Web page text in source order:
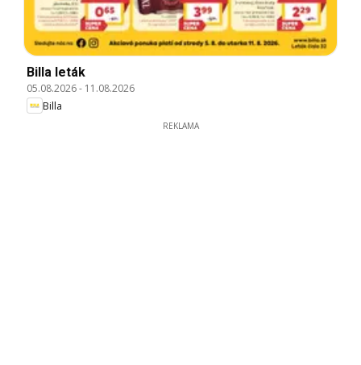
Billa leták
05.08.2026- 11.08.2026
Billa
REKLAMA